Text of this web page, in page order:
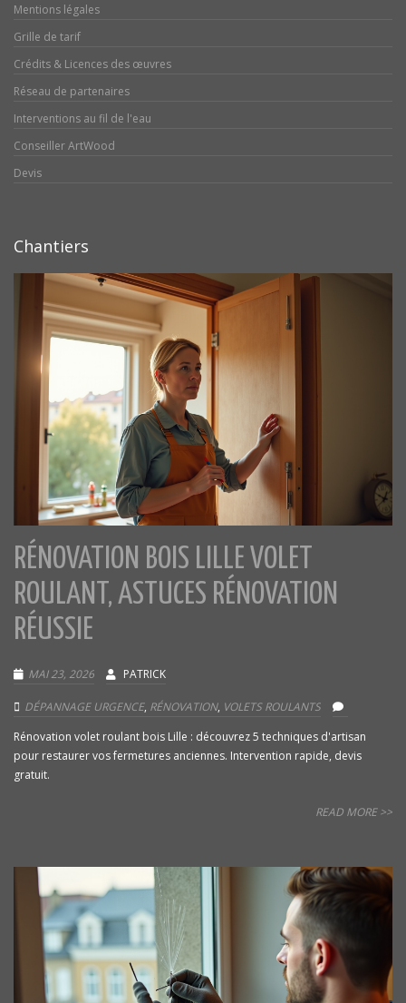
Mentions légales
Grille de tarif
Crédits & Licences des œuvres
Réseau de partenaires
Interventions au fil de l'eau
Conseiller ArtWood
Devis
Chantiers
RÉNOVATION BOIS LILLE VOLET
ROULANT, ASTUCES RÉNOVATION
RÉUSSIE
MAI 23, 2026 PATRICK
DÉPANNAGE URGENCE, RÉNOVATION, VOLETS ROULANTS
Rénovation volet roulant bois Lille : découvrez 5 techniques d'artisan
pour restaurer vos fermetures anciennes. Intervention rapide, devis
gratuit.
READ MORE >>